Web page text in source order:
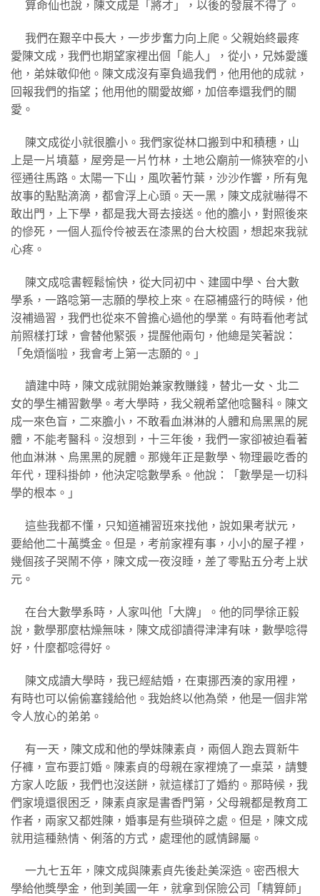
算命仙也說，陳文成是「將才」，以後的發展不得了。
我們在艱辛中長大，一步步奮力向上爬。父親始終最疼
愛陳文成，我們也期望家裡出個「能人」，從小，兄姊愛護
他，弟妹敬仰他。陳文成沒有辜負過我們，他用他的成就，
回報我們的指望；他用他的關愛故鄉，加倍奉還我們的關
愛。
陳文成從小就很膽小。我們家從林口搬到中和積穗，山
上是一片墳墓，屋旁是一片竹林，土地公廟前一條狹窄的小
徑通往馬路。太陽一下山，風吹著竹葉，沙沙作響，所有鬼
故事的點點滴滴，都會浮上心頭。天一黑，陳文成就嚇得不
敢出門，上下學，都是我大哥去接送。他的膽小，對照後來
的慘死，一個人孤伶伶被丟在漆黑的台大校園，想起來我就
心疼。
陳文成唸書輕鬆愉快，從大同初中、建國中學、台大數
學系，一路唸第一志願的學校上來。在惡補盛行的時候，他
沒補過習，我們也從來不曾擔心過他的學業。有時看他考試
前照樣打球，會替他緊張，提醒他兩句，他總是笑著說：
「免煩惱啦，我會考上第一志願的。」
讀建中時，陳文成就開始兼家教賺錢，替北一女、北二
女的學生補習數學。考大學時，我父親希望他唸醫科。陳文
成一來色盲，二來膽小，不敢看血淋淋的人體和烏黑黑的屍
體，不能考醫科。沒想到，十三年後，我們一家卻被迫看著
他血淋淋、烏黑黑的屍體。那幾年正是數學、物理最吃香的
年代，理科掛帥，他決定唸數學系。他說：「數學是一切科
學的根本。」
這些我都不懂，只知道補習班來找他，說如果考狀元，
要給他二十萬獎金。但是，考前家裡有事，小小的屋子裡，
幾個孩子哭鬧不停，陳文成一夜沒睡，差了零點五分考上狀
元。
在台大數學系時，人家叫他「大牌」。他的同學徐正毅
說，數學那麼枯燥無味，陳文成卻讀得津津有味，數學唸得
好，什麼都唸得好。
陳文成讀大學時，我已經結婚，在東挪西湊的家用裡，
有時也可以偷偷塞錢給他。我始終以他為榮，他是一個非常
令人放心的弟弟。
有一天，陳文成和他的學妹陳素貞，兩個人跑去買新牛
仔褲，宣布要訂婚。陳素貞的母親在家裡燒了一桌菜，請雙
方家人吃飯，我們也沒送餅，就這樣訂了婚約。那時候，我
們家境還很困乏，陳素貞家是書香門第，父母親都是教育工
作者，兩家又都姓陳，婚事是有些瑣碎之處。但是，陳文成
就用這種熱情、俐落的方式，處理他的感情歸屬。
一九七五年，陳文成與陳素貞先後赴美深造。密西根大
學給他獎學金，他到美國一年，就拿到保險公司「精算師」